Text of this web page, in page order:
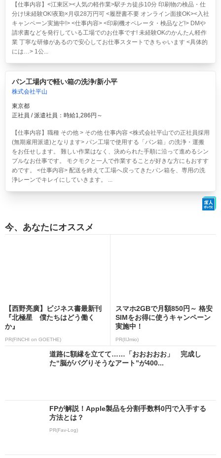
【仕事内容】<江東区><人気の軽作業>駅チカ徒歩10分 印刷物の検品・仕
分け!未経験OK!夜勤×月収28万円可 <履歴書不要 オンライン面接OK><入社
キャンペーン実施中!> <仕事内容> <印刷機オペレータ・検品など!> DMや
請求書などを発行している工場でのお仕事です! 未経験OKのかんたん軽作
業 丁寧な研修があるので安心してお仕事スタートできちゃいます <具体的
には…> 1公...
パン工場内で軽い箱の洗浄/新小平
株式会社平山
東京都
正社員 / 派遣社員：時給1,286円～
【仕事内容】職種 その他 > その他 仕事内容 <株式会社平山での正社員採用
(無期雇用派遣)となります> パン工場で使用する「パン箱」の洗浄・運搬
をお任せします。 難しい作業はなく、決められた手順に沿って進めるシン
プルなお仕事です。 モクモクと一人で作業することが好きな方にもおすす
めです。 <仕事内容> 配送を終えて工場へ戻ってきたパン箱を、専用の洗
浄レーンでキレイにしていきます。 ...
今、あなたにオススメ
【西野亮廣】ビジネス書最新刊
『北極星 僕たちはどう働く
か』
PR(FINCHI on GOETHE)
スマホ2GBで月額850円～ 格安
SIMをお得に使うキャンペーン
実施中！
PR(IIJmio)
道路に額縁を立てて……「おおおおお」 完成し
た“脳がバグりそうなアート”が400...
FPが解説！Apple製品を分割手数料0円で入手する
方法とは？
PR(Fav-Log)